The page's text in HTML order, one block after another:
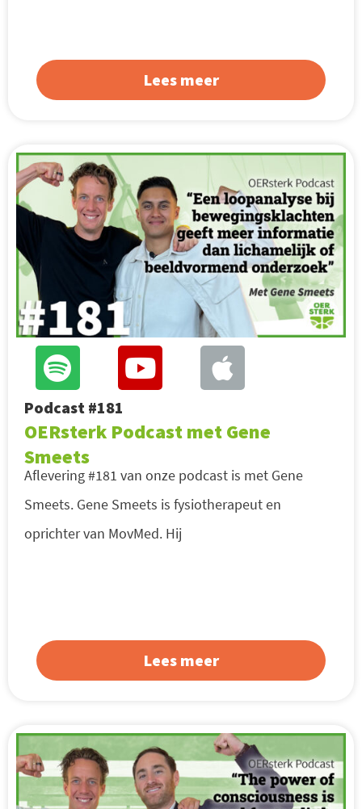
Lees meer
Podcast #181
OERsterk Podcast met Gene
Smeets
Aflevering #181 van onze podcast is met Gene
Smeets. Gene Smeets is fysiotherapeut en
oprichter van MovMed. Hij
Lees meer